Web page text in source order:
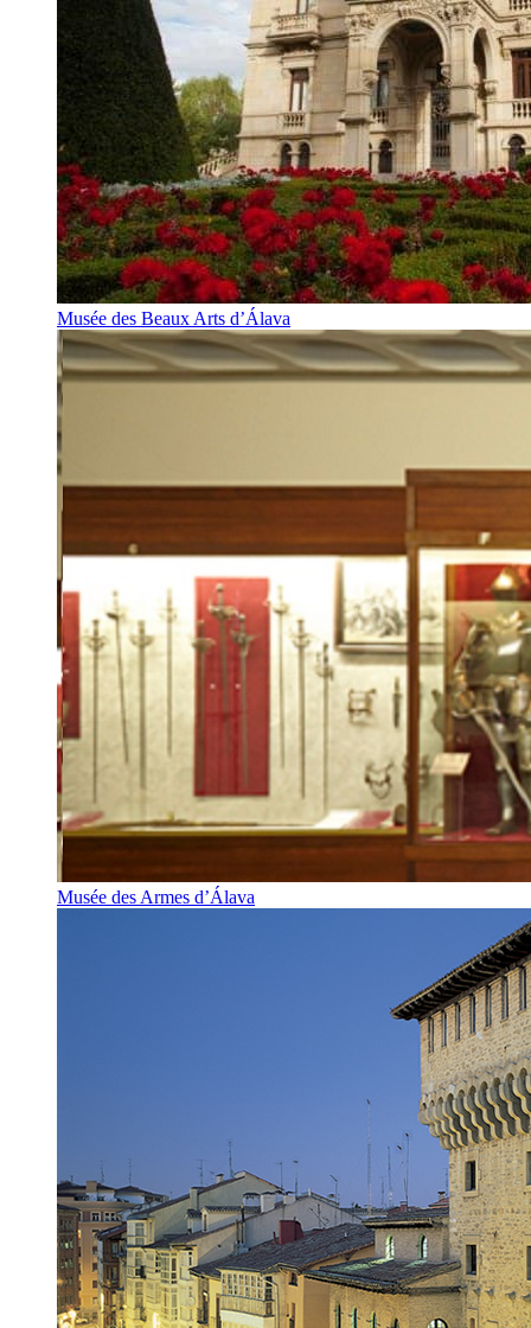
Musée des Beaux Arts d’Álava
Musée des Armes d’Álava